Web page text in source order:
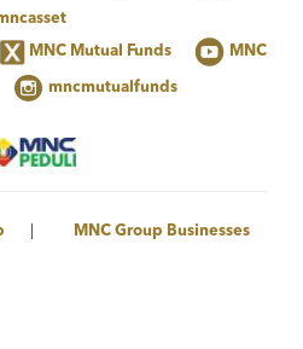
MNC Mutual Funds MNC
mncmutualfunds
MNC Group Businesses